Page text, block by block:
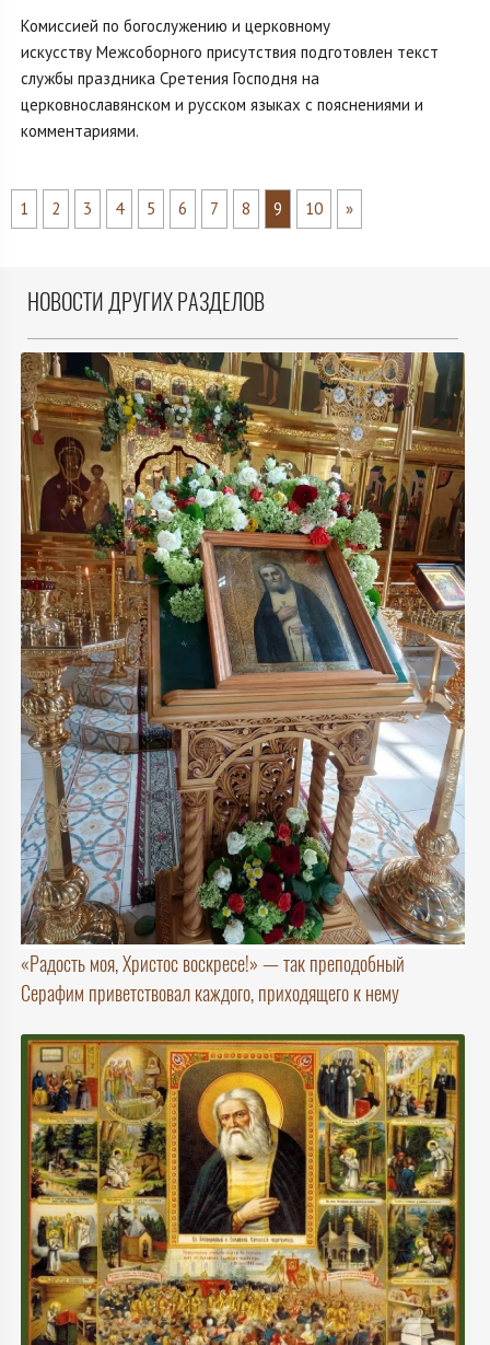
Комиссией по богослужению и церковному
искусству Межсоборного присутствия подготовлен текст
службы праздника Сретения Господня на
церковнославянском и русском языках с пояснениями и
комментариями.
1 2 3 4 5 6 7 8 9 10 »
НОВОСТИ ДРУГИХ РАЗДЕЛОВ
«Радость моя, Христос воскресе!» — так преподобный
Серафим приветствовал каждого, приходящего к нему